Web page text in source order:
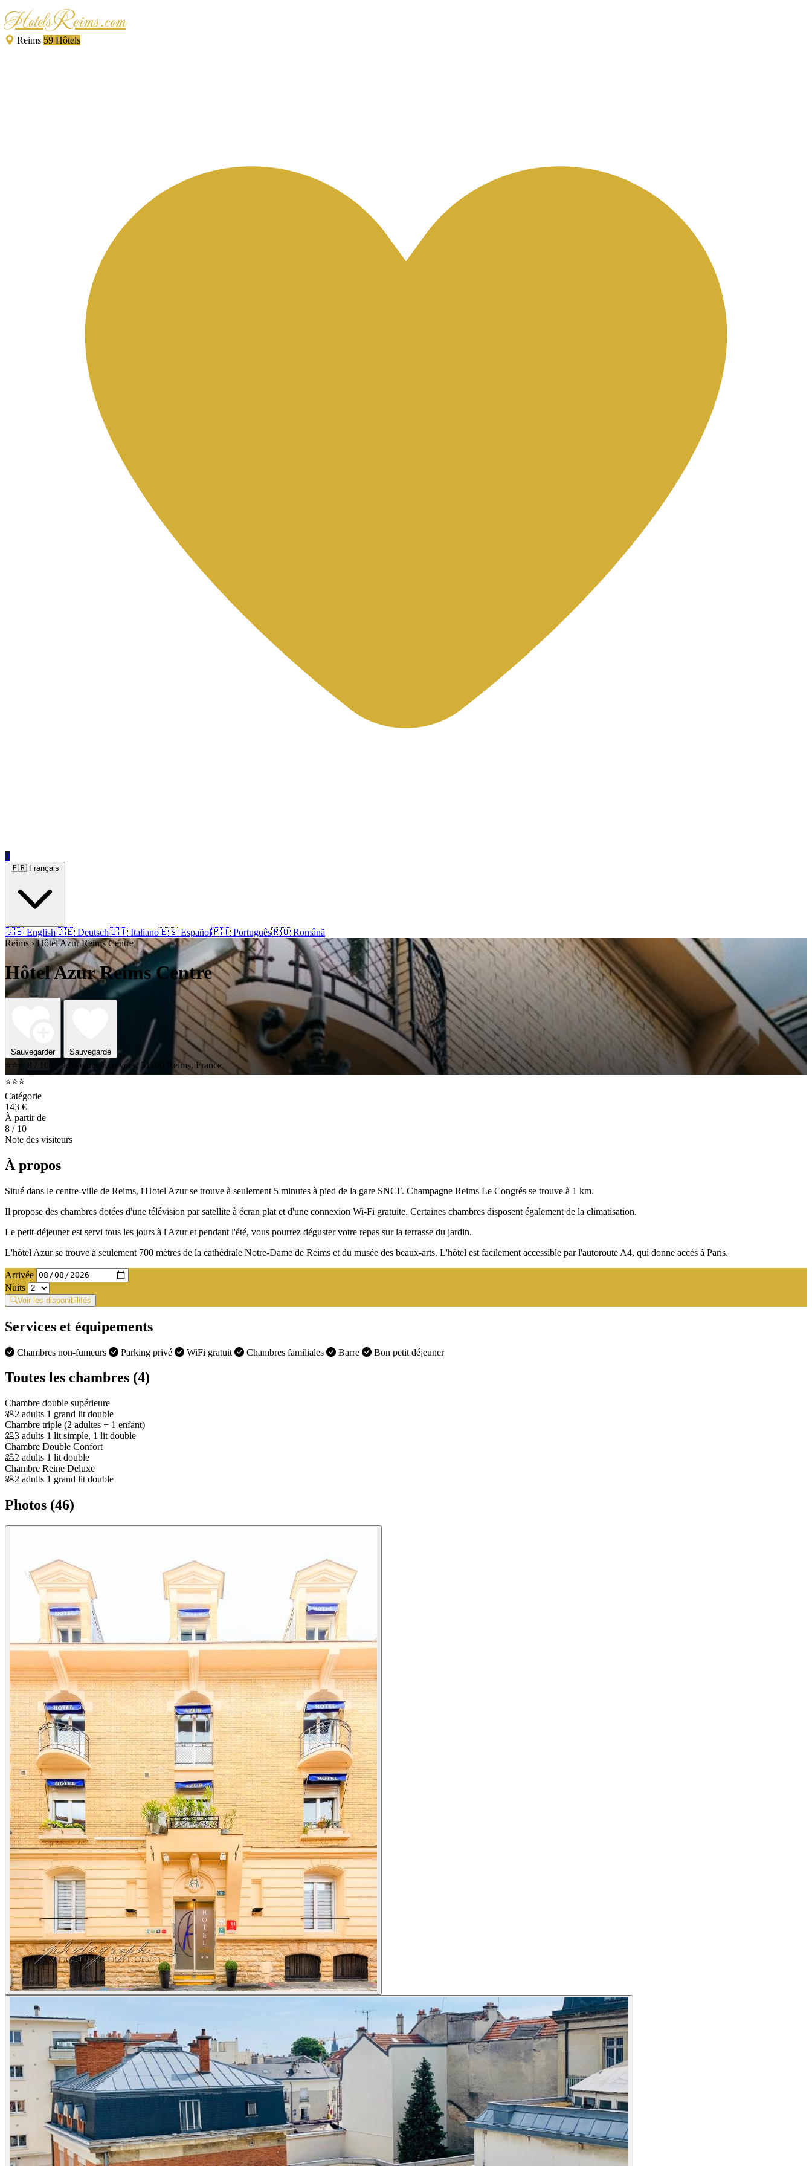
HotelsReims.com
Reims 59 Hôtels
0
🇬🇧 English🇩🇪 Deutsch🇮🇹 Italiano🇪🇸 Español🇵🇹 Português🇷🇴 Română
Reims › Hôtel Azur Reims Centre
Hôtel Azur Reims Centre
Sauvegarder Sauvegardé
⭐⭐⭐ 8 / 10
9 Rue des Écrevees, 51100 Reims, France
⭐⭐⭐
Catégorie
143 €
À partir de
8 / 10
Note des visiteurs
À propos
Situé dans le centre-ville de Reims, l'Hotel Azur se trouve à seulement 5 minutes à pied de la gare SNCF. Champagne Reims Le Congrés se trouve à 1 km.
Il propose des chambres dotées d'une télévision par satellite à écran plat et d'une connexion Wi-Fi gratuite. Certaines chambres disposent également de la climatisation.
Le petit-déjeuner est servi tous les jours à l'Azur et pendant l'été, vous pourrez déguster votre repas sur la terrasse du jardin.
L'hôtel Azur se trouve à seulement 700 mètres de la cathédrale Notre-Dame de Reims et du musée des beaux-arts. L'hôtel est facilement accessible par l'autoroute A4, qui donne accès à Paris.
Arrivée
Nuits
Voir les disponibilités
Services et équipements
Chambres non-fumeurs Parking privé WiFi gratuit Chambres familiales Barre Bon petit déjeuner
Toutes les chambres (4)
Chambre double supérieure
2 adults 1 grand lit double
Chambre triple (2 adultes + 1 enfant)
3 adults 1 lit simple, 1 lit double
Chambre Double Confort
2 adults 1 lit double
Chambre Reine Deluxe
2 adults 1 grand lit double
Photos (46)